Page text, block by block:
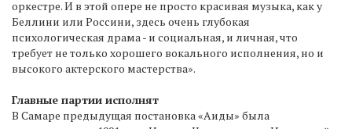
оркестре. И в этой опере не просто красивая музыка, как у
Беллини или Россини, здесь очень глубокая
психологическая драма - и социальная, и личная, что
требует не только хорошего вокального исполнения, но и
высокого актерского мастерства».
Главные партии исполнят
В Самаре предыдущая постановка «Аиды» была